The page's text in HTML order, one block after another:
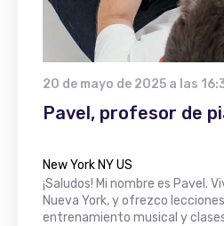
20 de mayo de 2025 a las
Pavel, profesor de
New York NY US
¡Saludos! Mi nombre es Pavel.
Nueva York, y ofrezco
entrenamiento musical y